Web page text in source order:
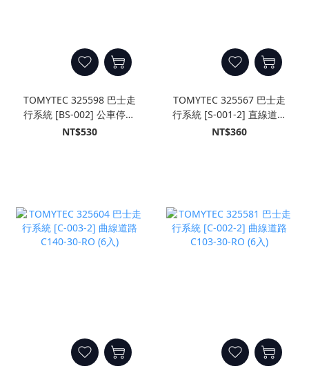
TOMYTEC 325598 巴士走
行系統 [BS-002] 公車停靠
站B
NT$530
TOMYTEC 325567 巴士走
行系統 [S-001-2] 直線道路
S70-RO (8入)
NT$360